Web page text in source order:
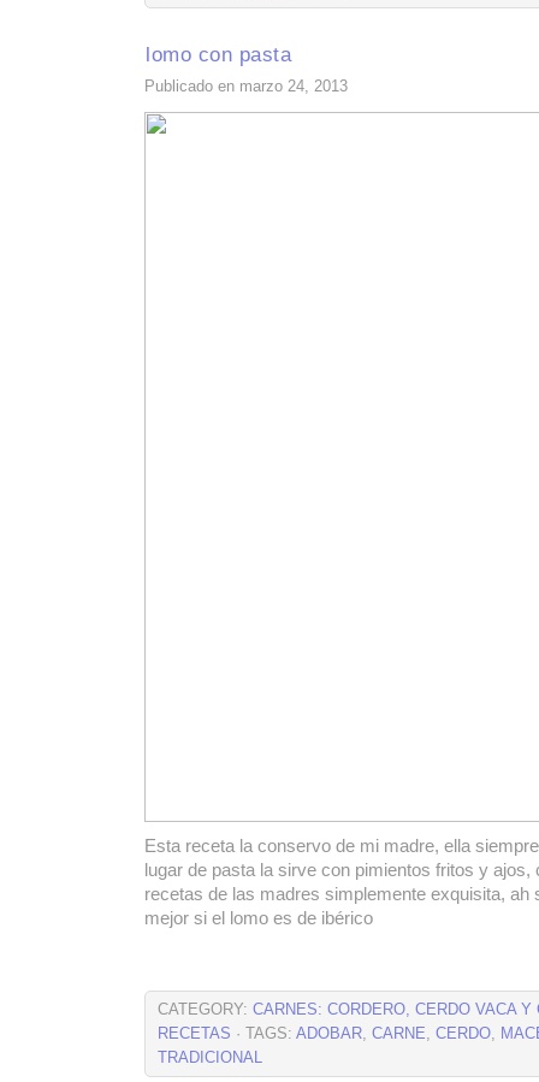
lomo con pasta
Publicado en marzo 24, 2013
Esta receta la conservo de mi madre, ella
lugar de pasta la sirve con pimientos fritos y ajos,
recetas de las madres simplemente exquisita, ah
mejor si el lomo es de ibérico
CATEGORY: CARNES: CORDERO, CERDO VACA Y
RECETAS · TAGS: ADOBAR, CARNE, CERDO,
TRADICIONAL